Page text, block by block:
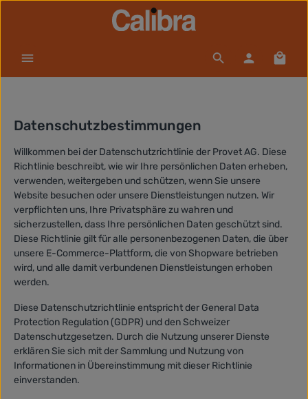
Zum Hauptinhalt springen
Datenschutzbestimmungen
Willkommen bei der Datenschutzrichtlinie der Provet AG. Diese
Richtlinie beschreibt, wie wir Ihre persönlichen Daten erheben,
verwenden, weitergeben und schützen, wenn Sie unsere
Website besuchen oder unsere Dienstleistungen nutzen. Wir
verpflichten uns, Ihre Privatsphäre zu wahren und
sicherzustellen, dass Ihre persönlichen Daten geschützt sind.
Diese Richtlinie gilt für alle personenbezogenen Daten, die über
unsere E-Commerce-Plattform, die von Shopware betrieben
wird, und alle damit verbundenen Dienstleistungen erhoben
werden.
Diese Datenschutzrichtlinie entspricht der General Data
Protection Regulation (GDPR) und den Schweizer
Datenschutzgesetzen. Durch die Nutzung unserer Dienste
erklären Sie sich mit der Sammlung und Nutzung von
Informationen in Übereinstimmung mit dieser Richtlinie
einverstanden.